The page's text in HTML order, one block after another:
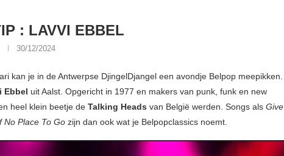
: LAVVI EBBEL
30/12/2024
kan je in de Antwerpse DjingelDjangel een avondje Belpop meepikken.
Ebbel uit Aalst. Opgericht in 1977 en makers van punk, funk en new
heel klein beetje de Talking Heads van België werden. Songs als Give
No Place To Go zijn dan ook wat je Belpopclassics noemt.